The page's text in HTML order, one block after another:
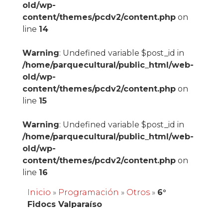
old/wp-
content/themes/pcdv2/content.phpon
line 14
Warning: Undefined variable $post_id in
/home/parquecultural/public_html/web-
old/wp-
content/themes/pcdv2/content.phpon
line 15
Warning: Undefined variable $post_id in
/home/parquecultural/public_html/web-
old/wp-
content/themes/pcdv2/content.phpon
line 16
Inicio » Programación » Otros» 6°
Fidocs Valparaíso